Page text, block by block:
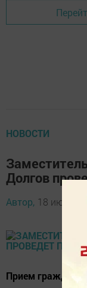
НОВОСТИ
Долгов
Автор, 18 июля
Прием граждан